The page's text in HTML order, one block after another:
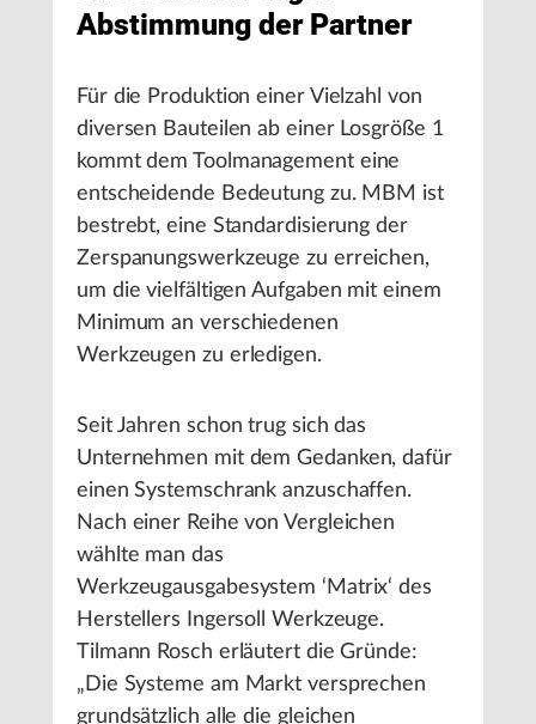
Abstimmung der Partner
Für die Produktion einer Vielzahl von
diversen Bauteilen ab einer Losgröße 1
kommt dem Toolmanagement eine
entscheidende Bedeutung zu. MBM ist
bestrebt, eine Standardisierung der
Zerspanungswerkzeuge zu erreichen,
um die vielfältigen Aufgaben mit einem
Minimum an verschiedenen
Werkzeugen zu erledigen.
Seit Jahren schon trug sich das
Unternehmen mit dem Gedanken, dafür
einen Systemschrank anzuschaffen.
Nach einer Reihe von Vergleichen
wählte man das
Werkzeugausgabesystem ‘Matrix‘ des
Herstellers Ingersoll Werkzeuge.
Tilmann Rosch erläutert die Gründe:
„Die Systeme am Markt versprechen
grundsätzlich alle die gleichen